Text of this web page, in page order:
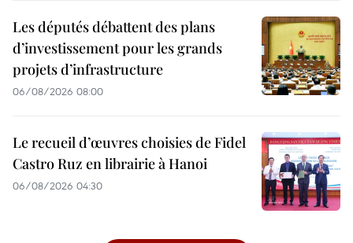
Les députés débattent des plans
d’investissement pour les grands
projets d’infrastructure
06/08/2026 08:00
Le recueil d’œuvres choisies de Fidel
Castro Ruz en librairie à Hanoi
06/08/2026 04:30